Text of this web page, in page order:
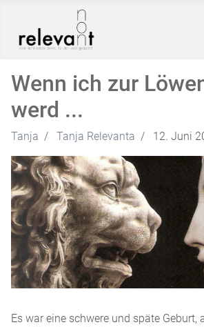
Wenn ich zur
werd ...
Tanja Tanja Relevanta 12. Juni
Es war eine schwere und späte Geburt,